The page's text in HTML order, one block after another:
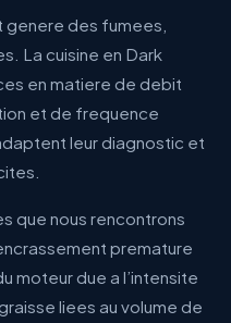
des fumees,
La cuisine en Dark
en matiere de debit
et de frequence
leur diagnostic et
que nous rencontrons
premature
moteur due a l’intensite
liees au volume de